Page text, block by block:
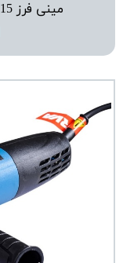
مینی فرز 115 میلیمتری HNG9557 ماکیتا